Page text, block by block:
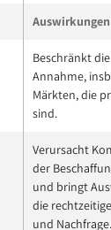
Auswirkungen
Beschränkt
Annahme,
Märkten, die
sind.
Verursacht
der
und bringt
die
und Nachfrage.